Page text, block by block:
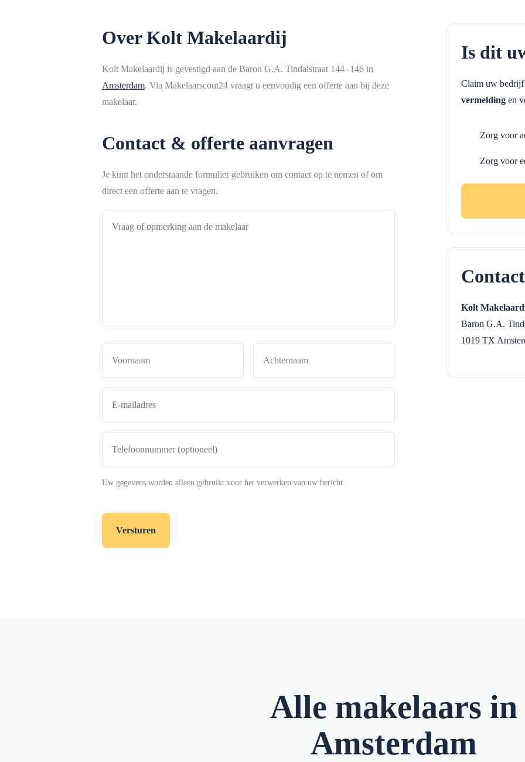
Over Kolt Makelaardij
Kolt Makelaardij is gevestigd aan de Baron G.A. Tindalstraat 144 -146 in
Amsterdam. Via Makelaarscout24 vraagt u eenvoudig een offerte aan bij deze
makelaar.
Contact & offerte aanvragen
Je kunt het onderstaande formulier gebruiken om contact op te nemen of om
direct een offerte aan te vragen.
Uw gegevens worden alleen gebruikt voor het verwerken van uw bericht.
Is dit
Claim uw
vermelding en
Zorg voor
Zorg voor
Kolt
Baron G.A.
1019 TX
Alle makelaars in
Amsterdam